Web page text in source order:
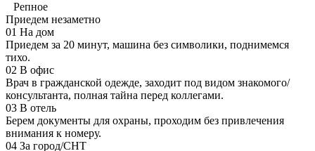
Репное
Приедем незаметно
01 На дом
Приедем за 20 минут, машина без символики, поднимемся
тихо.
02 В офис
Врач в гражданской одежде, заходит под видом знакомого/
консультанта, полная тайна перед коллегами.
03 В отель
Берем документы для охраны, проходим без привлечения
внимания к номеру.
04 За город/СНТ